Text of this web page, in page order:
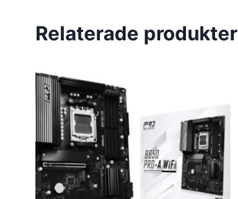
Relaterade produkter